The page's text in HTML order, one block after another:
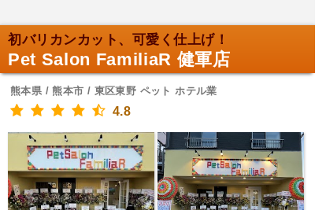
初バリカンカット、可愛く仕上げ！
Pet Salon FamiliaR 健軍店
熊本県 / 熊本市 / 東区東野 ペット ホテル業
4.8